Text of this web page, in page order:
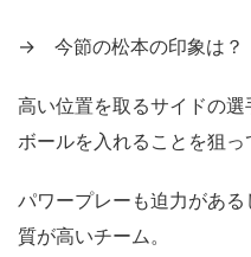
→ 今節の松本の印象は？
高い位置を取るサイドの
ボールを入れることを狙っ
パワープレーも迫力があ
質が高いチーム。